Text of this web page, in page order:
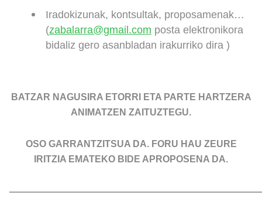
Iradokizunak, kontsultak, proposamenak…
(zabalarra@gmail.com posta elektronikora
bidaliz gero asanbladan irakurriko dira )
BATZAR NAGUSIRA ETORRI ETA PARTE HARTZERA
ANIMATZEN ZAITUZTEGU.
OSO GARRANTZITSUA DA. FORU HAU ZEURE
IRITZIA EMATEKO BIDE APROPOSENA DA.